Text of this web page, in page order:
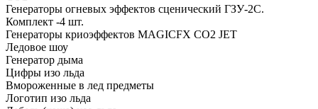
Генераторы огневых эффектов сценический ГЗУ-2С.
Комплект -4 шт.
Генераторы криоэффектов MAGICFX CO2 JET
Ледовое шоу
Генератор дыма
Цифры изо льда
Вмороженные в лед предметы
Логотип изо льда